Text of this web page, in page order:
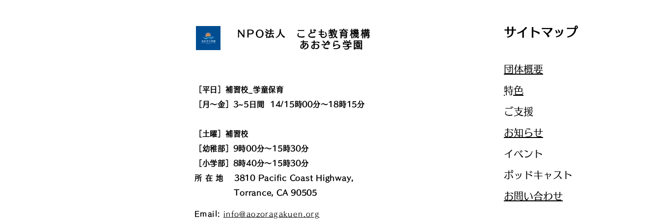
NPO法人 こども教育機構
あおぞら学園
［平日］補習校_学童保育
［月〜金］3~5日間 14/15時00分〜18時15分
［土曜］補習校
［幼稚部］9時00分〜15時30分
［小学部
8時40分〜15時30分
所在地
3810 Pacific Coast Highway,
Torrance, CA 90505
Email: info@aozoragakuen.org
サイトマップ
団体概要
​特色
ご支援
お知らせ
イベント
ポッドキャスト
お問い合わせ